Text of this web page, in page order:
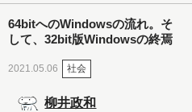
64bitへのWindowsの流れ。そ
して、32bit版Windowsの終焉
2021.05.06 社会
柳井政和